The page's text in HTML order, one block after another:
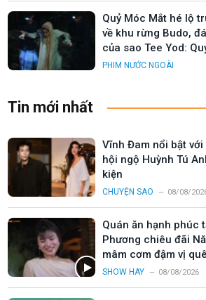
Quỷ Móc Mắt hé lộ
về khu rừng Budo,
của sao Tee Yod:
PHIM NƯỚC NGOÀI
Tin mới nhất
Vĩnh Đam nổi bật
hội ngộ Huỳnh Tú
kiện
CHUYỆN SAO 08/08/
Quán ăn hạnh phúc
Phương chiêu đãi
mâm cơm đậm vị
SHOW HAY 08/08/2026